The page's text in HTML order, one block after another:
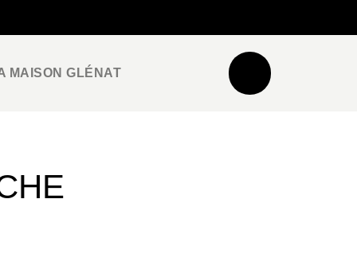
MAISON GLÉNAT